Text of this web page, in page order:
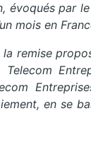
évoqués par
mois en
remise
Telecom
en se